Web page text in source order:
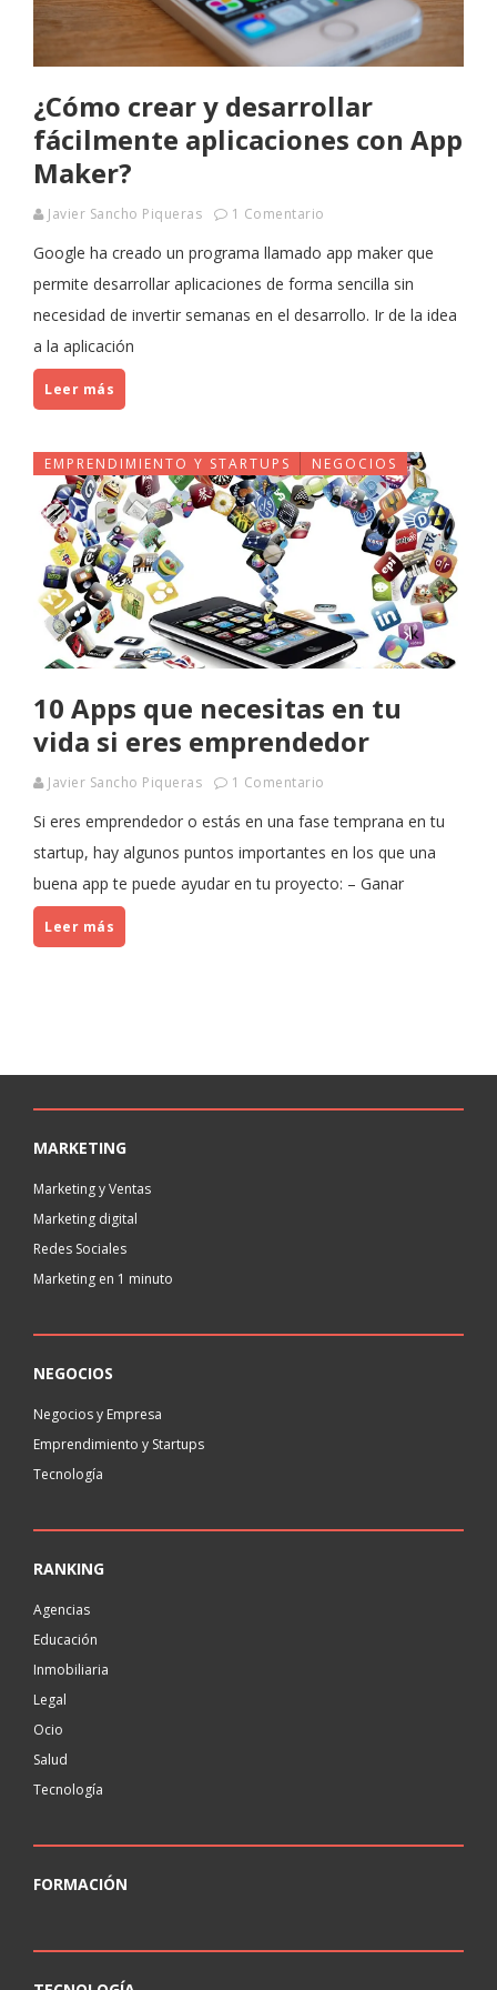
¿Cómo crear y desarrollar
fácilmente aplicaciones con App
Maker?
Javier Sancho Piqueras 1 Comentario
Google ha creado un programa llamado app maker que
permite desarrollar aplicaciones de forma sencilla sin
necesidad de invertir semanas en el desarrollo. Ir de la idea
a la aplicación
Leer más
EMPRENDIMIENTO Y STARTUPS NEGOCIOS
10 Apps que necesitas en tu
vida si eres emprendedor
Javier Sancho Piqueras 1 Comentario
Si eres emprendedor o estás en una fase temprana en tu
startup, hay algunos puntos importantes en los que una
buena app te puede ayudar en tu proyecto: – Ganar
Leer más
MARKETING
Marketing y Ventas
Marketing digital
Redes Sociales
Marketing en 1 minuto
NEGOCIOS
Negocios y Empresa
Emprendimiento y Startups
Tecnología
RANKING
Agencias
Educación
Inmobiliaria
Legal
Ocio
Salud
Tecnología
FORMACIÓN